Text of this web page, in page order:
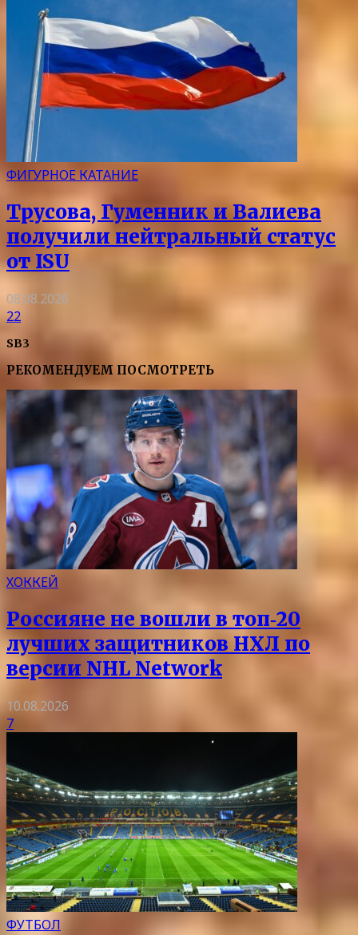
ФИГУРНОЕ КАТАНИЕ
Трусова, Гуменник и Валиева
получили нейтральный статус
от ISU
08.08.2026
22
SB3
РЕКОМЕНДУЕМ ПОСМОТРЕТЬ
ХОККЕЙ
Россияне не вошли в топ‑20
лучших защитников НХЛ по
версии NHL Network
10.08.2026
7
ФУТБОЛ